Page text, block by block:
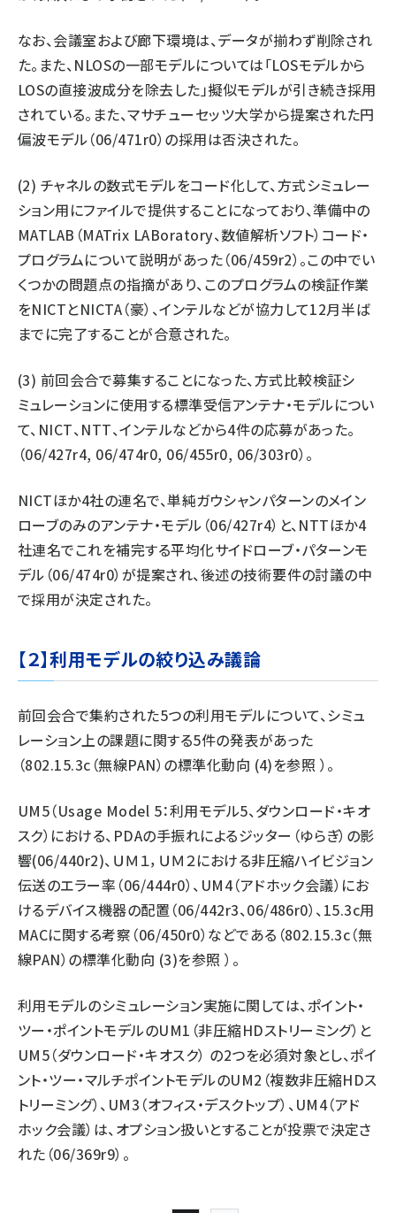
なお、会議室および廊下環境は、データが揃わず削除され
た。また、NLOSの一部モデルについては「LOSモデルから
LOSの直接波成分を除去した」擬似モデルが引き続き採用
されている。また、マサチューセッツ大学から提案された円
偏波モデル（06/471r0）の採用は否決された。
(2) チャネルの数式モデルをコード化して、方式シミュレー
ション用にファイルで提供することになっており、準備中の
MATLAB（MATrix LABoratory、数値解析ソフト）コード・
プログラムについて説明があった（06/459r2）。この中でい
くつかの問題点の指摘があり、このプログラムの検証作業
をNICTとNICTA（豪）、インテルなどが協力して12月半ば
までに完了することが合意された。
(3) 前回会合で募集することになった、方式比較検証シ
ミュレーションに使用する標準受信アンテナ・モデルについ
て、NICT、NTT、インテルなどから4件の応募があった。
（06/427r4, 06/474r0, 06/455r0, 06/303r0）。
NICTほか4社の連名で、単純ガウシャンパターンのメイン
ローブのみのアンテナ・モデル（06/427r4）と、NTTほか4
社連名でこれを補完する平均化サイドローブ・パターンモ
デル（06/474r0）が提案され、後述の技術要件の討議の中
で採用が決定された。
【２】利用モデルの絞り込み議論
前回会合で集約された5つの利用モデルについて、シミュ
レーション上の課題に関する5件の発表があった
（802.15.3c（無線PAN）の標準化動向 (4)を参照 ）。
UM5（Usage Model 5：利用モデル5、ダウンロード・キオ
スク）における、PDAの手振れによるジッター（ゆらぎ）の影
響(06/440r2)、ＵＭ１，ＵＭ２における非圧縮ハイビジョン
伝送のエラー率（06/444r0）、UM4（アドホック会議）にお
けるデバイス機器の配置（06/442r3、06/486r0）、15.3c用
MACに関する考察（06/450r0）などである（802.15.3c（無
線PAN）の標準化動向 (3)を参照 ）。
利用モデルのシミュレーション実施に関しては、ポイント・
ツー・ポイントモデルのUM1（非圧縮HDストリーミング）と
UM5（ダウンロード・キオスク） の2つを必須対象とし、ポイ
ント・ツー・マルチポイントモデルのUM2（複数非圧縮HDス
トリーミング）、UM3（オフィス・デスクトップ）、UM4（アド
ホック会議）は、オプション扱いとすることが投票で決定さ
れた（06/369r9）。